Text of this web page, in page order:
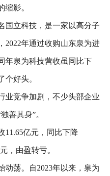
缩影。
国立科技，是一家以高分子
2022年通过收购山东泉为进
年泉为科技营收虽同比下
个好头。
业竞争加剧，不少头部企业
善其身”。
11.65亿元，同比下降
，由盈转亏。
动荡。自2023年以来，泉为